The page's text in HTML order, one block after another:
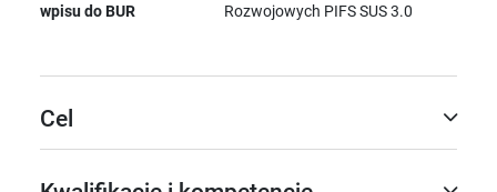
wpisu do BUR
Rozwojowych PIFS SUS 3.0
Cel